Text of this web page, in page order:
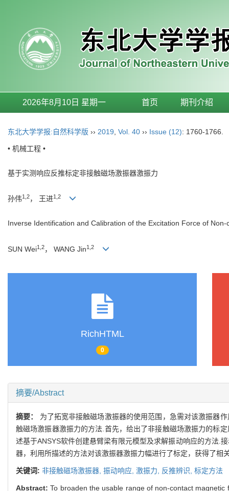
2026年8月10日 星期一 首页 期刊介绍
东北大学学报:自然科学版 ›› 2019 Vol. 40 ›› Issue (12): 1760-1766.
• 机械工程 •
基于实测响应反推标定非接触磁场激振器激振力
孙伟1,2， 王进1,2
Inverse Identification and Calibration of the Excitation Force of
SUN Wei1,2， WANG Jin1,2
RichHTML
0
摘要/Abstract
摘要： 为了拓宽非接触磁场激振器的使用范围，急需对该激振器
触磁场激振器激振力的方法.首先，给出了非接触磁场激振力的标
述基于ANSYS软件创建悬臂梁有限元模型及求解振动响应的方法.
器，利用所描述的方法对该激振器激振力幅进行了标定，获得了
关键词: 非接触磁场激振器, 振动响应, 激振力, 反推辨识, 标定方法
Abstract:To broaden the usable range of non-contact